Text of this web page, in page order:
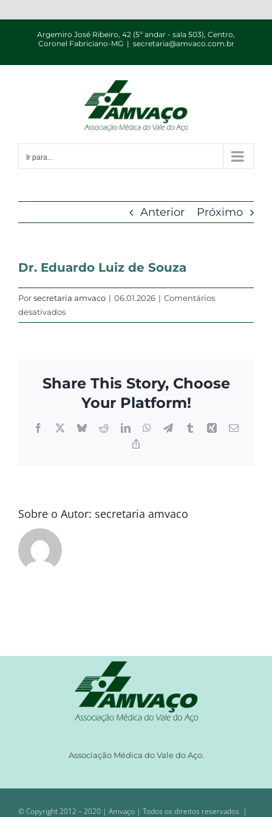
conteúdo
Argemiro José Ribeiro, 42 (5º andar - sala 503), Centro,
Coronel Fabriciano-MG | secretaria@amvaco.com.br
Ir para...
Anterior Próximo
Dr. Eduardo Luiz de Souza
Porsecretaria amvaco | 06.01.2026 | Comentários
desativadosem
Dr.
Souza
Share This Story, Choose
Your Platform!
Facebook BlueskyRedditLinkedInWhatsApp
TelegramTumblrXing E-
Sobre o Autor: secretaria amvaco
Associação Médica do Vale do Aço.
© Copyright 2012 – 2020 | Amvaço | Todos os direitos reservados. |